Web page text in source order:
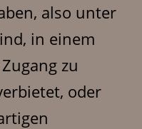
also unter
in einem
zu
oder